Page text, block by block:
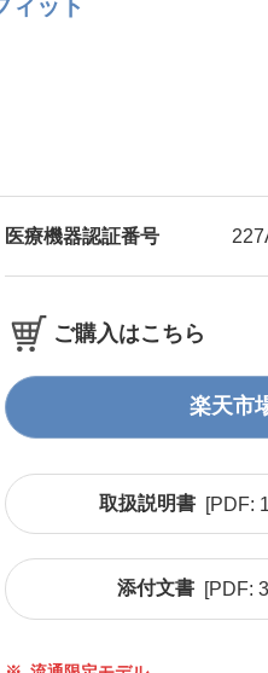
ィット
医療機器認証番号
ご購入はこちら
楽天市
取扱説明書 [PDF:
添付文書 [PDF: